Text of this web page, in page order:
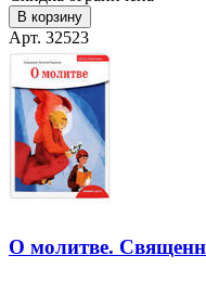
В корзину
Арт. 32523
О молитве.